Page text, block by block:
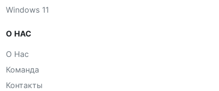
Windows 11
О НАС
О Нас
Команда
Контакты